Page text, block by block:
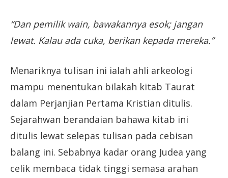
“Dan pemilik wain, bawakannya esok; jangan
lewat. Kalau ada cuka, berikan kepada mereka.”
Menariknya tulisan ini ialah ahli arkeologi
mampu menentukan bilakah kitab Taurat
dalam Perjanjian Pertama Kristian ditulis.
Sejarahwan berandaian bahawa kitab ini
ditulis lewat selepas tulisan pada cebisan
balang ini. Sebabnya kadar orang Judea yang
celik membaca tidak tinggi semasa arahan